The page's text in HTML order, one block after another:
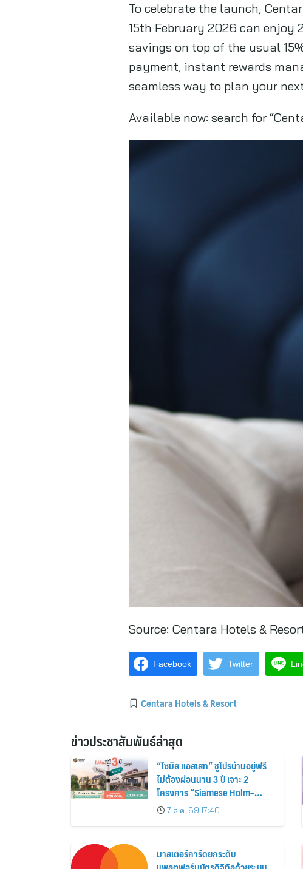
To celebrate the launch,
15th February 2026 can
savings on top of the usual
payment, instant rewards
seamless way to plan your
Available now: search for
Source: Centara Hotels &
Facebook Twitter
Centara Hotels & Resort
ข่าวประชาสัมพันธ์ล่าสุด
“ไซมิส แอสเสท” ชูโปรบ้านอยู่ฟรี
ไม่ต้องผ่อนนาน 3 ปี เจาะ 2
โครงการ “Siamese Holm–
Siamese Blossom” พร้อม
ส่วนลดและสิทธิพิเศษถึง 31
7 ส.ค. 69 17:40
มาสเตอร์การ์ดยกระดับ